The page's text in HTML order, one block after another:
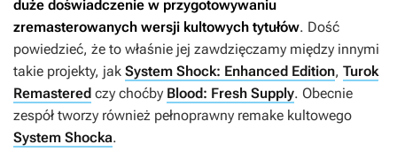
duże doświadczenie w przygotowywaniu
zremasterowanych wersji kultowych tytułów. Dość
powiedzieć, że to właśnie jej zawdzięczamy między innymi
takie projekty, jak System Shock: Enhanced Edition, Turok
Remastered czy choćby Blood: Fresh Supply. Obecnie
zespół tworzy również pełnoprawny remake kultowego
System Shocka.